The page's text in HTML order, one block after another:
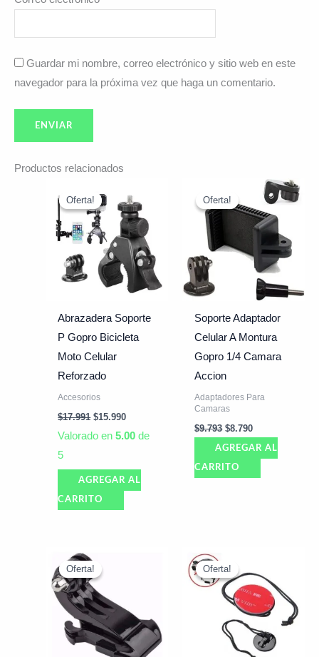
Guardar mi nombre, correo electrónico y sitio web en este
navegador para la próxima vez que haga un comentario.
Productos relacionados
Oferta!
Oferta!
Abrazadera Soporte
P Gopro Bicicleta
Moto Celular
Reforzado
Accesorios
$17.991
precio
original
era:
$17.991.
$15.990
precio
actual
es:
$15.990.
Valorado en5.00 de
5
AGREGAR AL
CARRITO
Oferta!
Oferta!
Soporte Adaptador
Celular A Montura
Gopro 1/4 Camara
Accion
Adaptadores Para
Camaras
$9.793
precio
original
$9.793.
$8.790
precio
actual
es:
$8.790.
AGREGAR AL
CARRITO
Oferta!
Oferta!precio
original
era:
$3.990.$2.990.
Oferta!
Oferta!precio
original
era:
$3.990.
actual
es:
$2.990.